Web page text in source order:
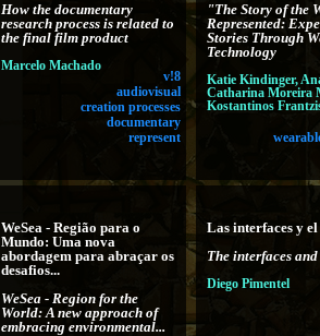
How the documentary
research process is related to
the final film product
Marcelo Machado
v!8
audiovisual
creation processes
documentary
represent
"The Story of the
Represented:
Stories Through
Technology
Katie Kindinger,
Catharina Moreira
Kostantinos
WeSea - Região para o
Mundo: Uma nova
abordagem para abraçar os
desafios...
WeSea - Region for the
World: A new approach of
embracing environmental...
Las interfaces y
The interfaces
Diego Pimentel